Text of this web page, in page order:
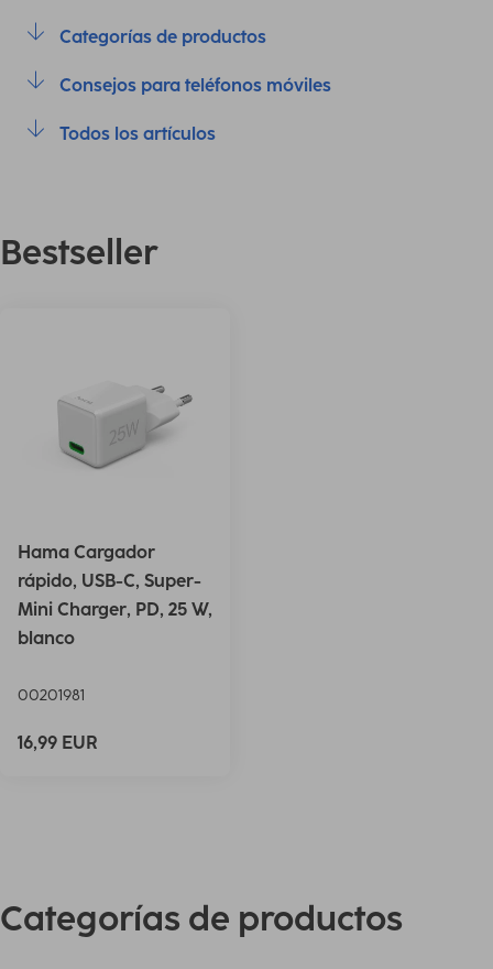
Categorías de productos
Consejos para teléfonos móviles
Todos los artículos
Bestseller
Hama Cargador
rápido, USB-C, Super-
Mini Charger, PD, 25 W,
blanco
00201981
16,99 EUR
Categorías de productos